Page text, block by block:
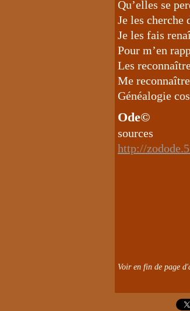
Qu’elles se
Je les cherche
Je les fais
Pour m’en
Les
Me reconnaître
Généalogie
Ode©
http://
Voir en fin de page